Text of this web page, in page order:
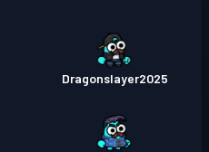
Dragonslayer2025